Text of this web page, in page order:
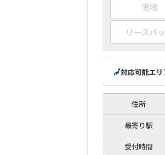
借地
リースバ
住所
最寄り駅
受付時間
対応可能エリ